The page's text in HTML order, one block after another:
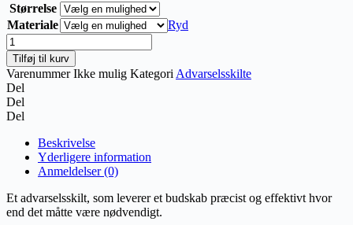
til
kr. 79,00
Størrelse
Materiale
Ryd
Eksplosionsfare
antal
Tilføj til kurv
VarenummerIkke mulig Kategori Advarselsskilte
Del
Del
Del
Beskrivelse
Yderligere information
Anmeldelser (0)
Et advarselsskilt, som leverer et budskab præcist og effektivt hvor
end det måtte være nødvendigt.